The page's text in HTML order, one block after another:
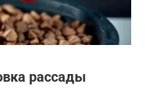
рассады